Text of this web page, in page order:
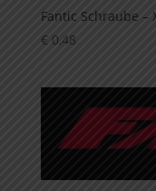
Fantic Schraube –
€ 0,48